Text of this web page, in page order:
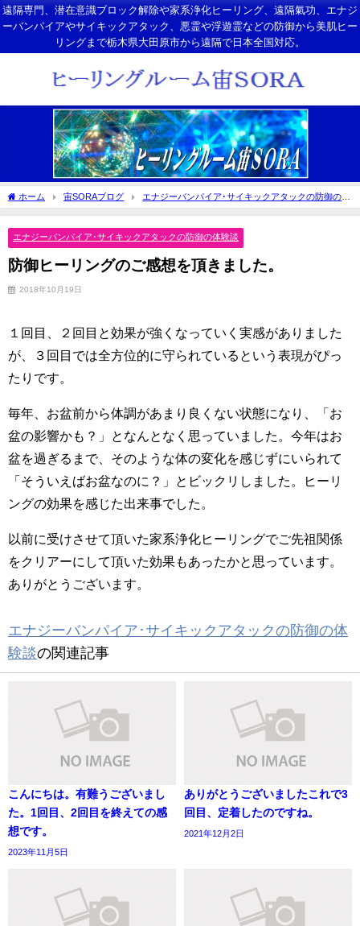
遠隔専門、潜在意識ブロック解除や家系浄化ヒーリング、遠隔氣功、エナジ
ーバンパイアやサイキックアタック、悪霊や浮遊霊などの防御から美肌ヒー
リングまで栃木県大田原市から遠隔で日本全国対応。
ホーム 宙SORAブログ
エナジーバンパイア･サイキックアタックの防御の体
験談
防御ヒーリングのご感想を頂きました。
エナジーバンパイア･サイキックアタックの防御の体験談
防御ヒーリングのご感想を頂きました。
2018年10月19日
１回目、２回目と効果が強くなっていく実感がありました
が、３回目では全方位的に守られているという表現がぴっ
たりです。
毎年、お盆前から体調があまり良くない状態になり、「お
盆の影響かも？」となんとなく思っていました。今年はお
盆を過ぎるまで、そのような体の変化を感じずにいられて
「そういえばお盆なのに？」とビックリしました。ヒーリ
ングの効果を感じた出来事でした。
以前に受けさせて頂いた家系浄化ヒーリングでご先祖関係
をクリアーにして頂いた効果もあったかと思っています。
ありがとうございます。
エナジーバンパイア･サイキックアタックの防御の体
験談の関連記事
こんにちは。有難うございまし
た。1回目、2回目を終えての感
想です。
2023年11月5日
ありがとうございましたこれで3
回目、定着したのですね。
2021年12月2日